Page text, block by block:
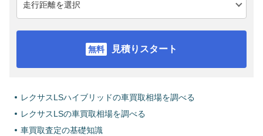
見積りスタート
レクサスLSハイブリッドの車買取相場を調べる
レクサスLSの車買取相場を調べる
車買取査定の基礎知識